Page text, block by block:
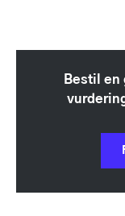
Bestil en